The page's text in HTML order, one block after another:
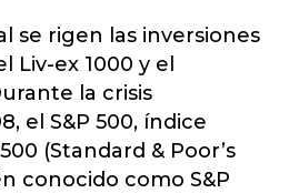
se rigen las inversiones
Liv-ex 1000 y el
la crisis
el S&P 500, índice
(Standard & Poor’s
conocido como S&P